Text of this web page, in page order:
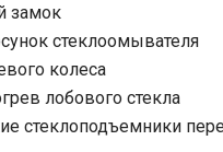
замок
стеклоомывателя
колеса
лобового стекла
стеклоподъемники